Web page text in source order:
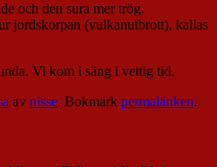
och den sura mer trög.
jordskorpan (vulkanutbrott), kallas
Vi kom i säng i vettig tid.
av nisse. Bokmärk permalänken.